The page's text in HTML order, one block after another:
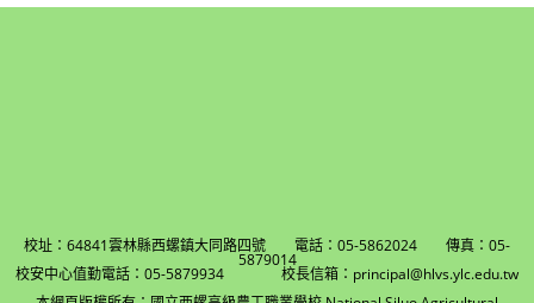
校址：64841雲林縣西螺鎮大同路四號 電話：05-5862024 傳真：05-
5879014
校安中心值勤電話：05-5879934 校長信箱：principal@hlvs.ylc.edu.tw